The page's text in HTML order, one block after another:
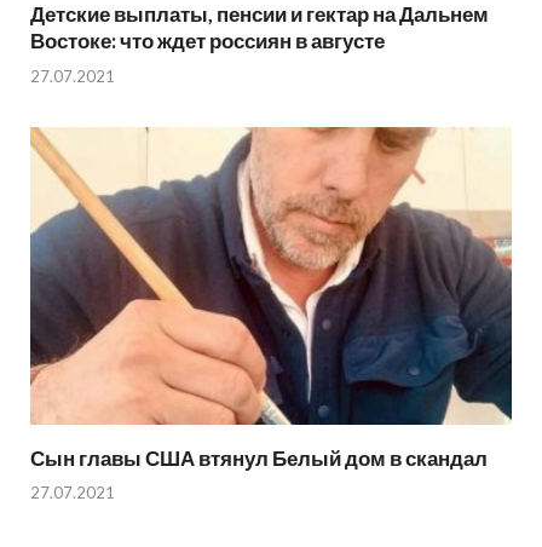
Детские выплаты, пенсии и гектар на Дальнем
Востоке: что ждет россиян в августе
27.07.2021
Сын главы США втянул Белый дом в скандал
27.07.2021